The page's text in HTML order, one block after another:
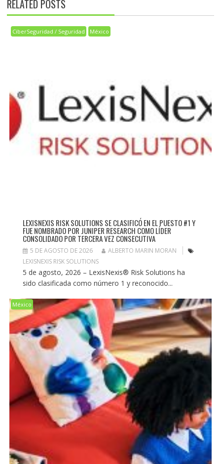
RELATED POSTS
CiberSeguridad / Seguridad México
LEXISNEXIS RISK SOLUTIONS SE CLASIFICÓ EN EL PUESTO #1 Y
FUE NOMBRADO POR JUNIPER RESEARCH COMO LÍDER
CONSOLIDADO POR TERCERA VEZ CONSECUTIVA
5 DE AGOSTO DE 2026
ALBERTO MARIN MORAN
LEXISNEXIS RISK SOLUTIONS
5 de agosto, 2026 – LexisNexis® Risk Solutions ha
sido clasificada como número 1 y reconocido...
México